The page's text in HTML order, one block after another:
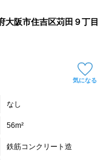
大阪市住吉区苅田９丁目
気になる
なし
56m²
鉄筋コンクリート造